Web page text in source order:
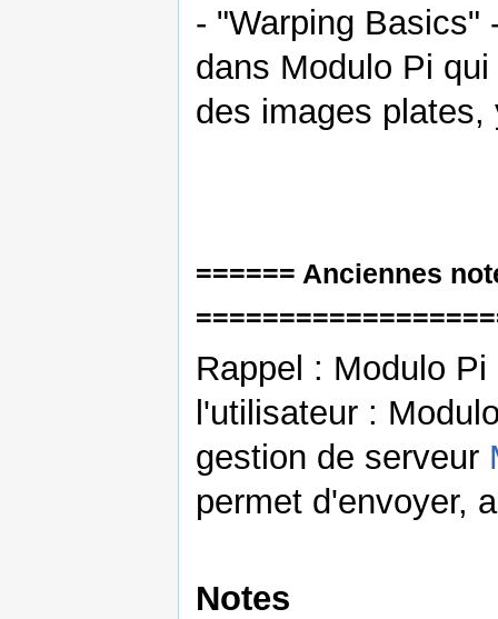
- "Warping Basics"
dans Modulo Pi
des images
====== Anciennes
Rappel : Modulo
l'utilisateur :
gestion de serveur
permet d'envoyer,
Notes